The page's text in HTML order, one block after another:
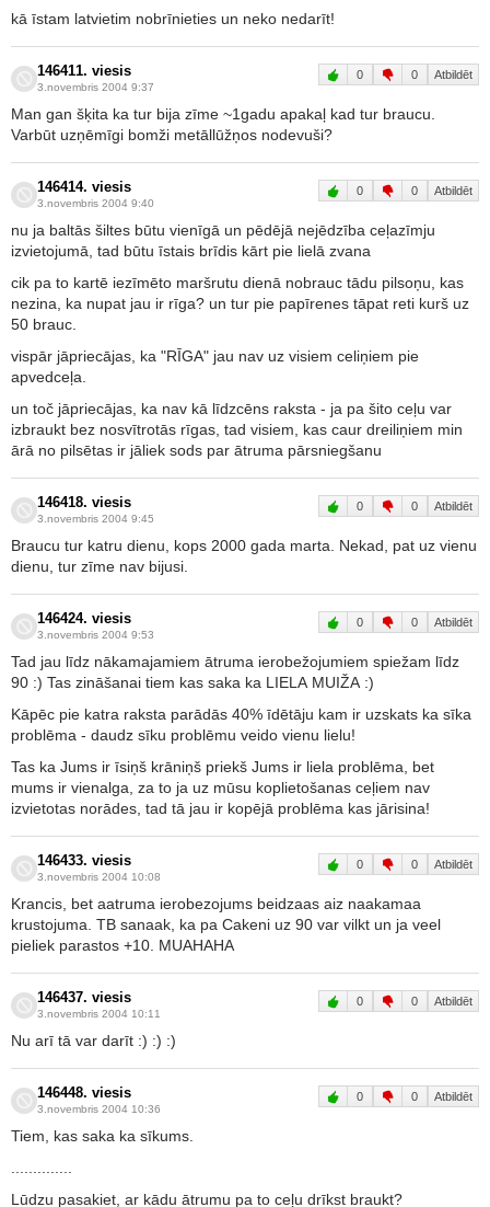
kā īstam latvietim nobrīnieties un neko nedarīt!
146411. viesis
3.novembris 2004 9:37
0 0 Atbildēt
Man gan šķita ka tur bija zīme ~1gadu apakaļ kad tur braucu.
Varbūt uzņēmīgi bomži metāllūžņos nodevuši?
146414. viesis
3.novembris 2004 9:40
0 0 Atbildēt
nu ja baltās šiltes būtu vienīgā un pēdējā nejēdzība ceļazīmju
izvietojumā, tad būtu īstais brīdis kārt pie lielā zvana
cik pa to kartē iezīmēto maršrutu dienā nobrauc tādu pilsoņu, kas
nezina, ka nupat jau ir rīga? un tur pie papīrenes tāpat reti kurš uz
50 brauc.
vispār jāpriecājas, ka "RĪGA" jau nav uz visiem celiņiem pie
apvedceļa.
un toč jāpriecājas, ka nav kā līdzcēns raksta - ja pa šito ceļu var
izbraukt bez nosvītrotās rīgas, tad visiem, kas caur dreiliņiem min
ārā no pilsētas ir jāliek sods par ātruma pārsniegšanu
146418. viesis
3.novembris 2004 9:45
0 0 Atbildēt
Braucu tur katru dienu, kops 2000 gada marta. Nekad, pat uz vienu
dienu, tur zīme nav bijusi.
146424. viesis
3.novembris 2004 9:53
0 0 Atbildēt
Tad jau līdz nākamajamiem ātruma ierobežojumiem spiežam līdz
90 :) Tas zināšanai tiem kas saka ka LIELA MUIŽA :)
Kāpēc pie katra raksta parādās 40% īdētāju kam ir uzskats ka sīka
problēma - daudz sīku problēmu veido vienu lielu!
Tas ka Jums ir īsiņš krāniņš priekš Jums ir liela problēma, bet
mums ir vienalga, za to ja uz mūsu koplietošanas ceļiem nav
izvietotas norādes, tad tā jau ir kopējā problēma kas jārisina!
146433. viesis
3.novembris 2004 10:08
0 0 Atbildēt
Krancis, bet aatruma ierobezojums beidzaas aiz naakamaa
krustojuma. TB sanaak, ka pa Cakeni uz 90 var vilkt un ja veel
pieliek parastos +10. MUAHAHA
146437. viesis
3.novembris 2004 10:11
0 0 Atbildēt
Nu arī tā var darīt :) :) :)
146448. viesis
3.novembris 2004 10:36
0 0 Atbildēt
Tiem, kas saka ka sīkums.
..............
Lūdzu pasakiet, ar kādu ātrumu pa to ceļu drīkst braukt?